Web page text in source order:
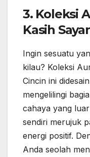
3. Koleksi
Kasih
Ingin sesuatu
kilau? Koleksi
Cincin ini
mengelilingi
cahaya yang
sendiri merujuk
energi positif.
Anda seolah